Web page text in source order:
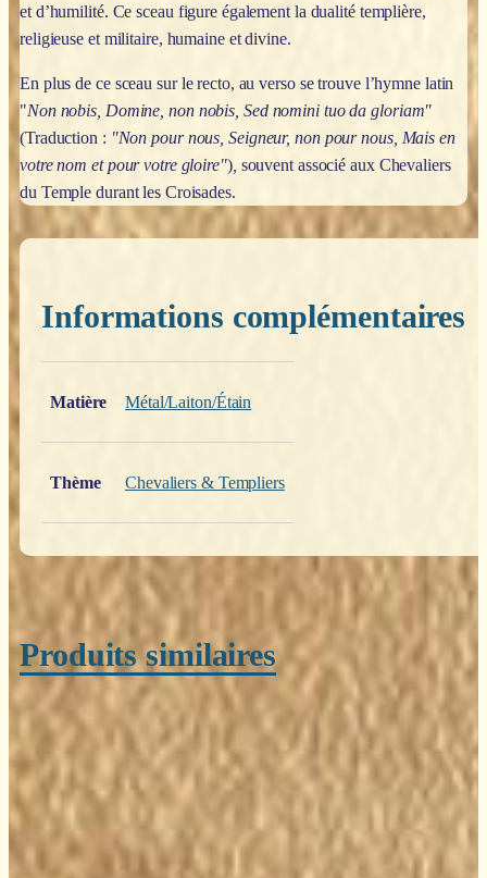
et d’humilité. Ce sceau figure également la dualité templière,
religieuse et militaire, humaine et divine.
En plus de ce sceau sur le recto, au verso se trouve l’hymne latin
"Non nobis, Domine, non nobis, Sed nomini tuo da gloriam"
(Traduction : "Non pour nous, Seigneur, non pour nous, Mais en
votre nom et pour votre gloire"), souvent associé aux Chevaliers
du Temple durant les Croisades.
Informations complémentaires
Matière
Métal/Laiton/Étain
Thème Chevaliers & Templiers
Produits similaires